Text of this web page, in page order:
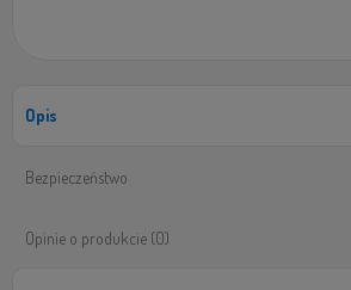
Opis
Bezpieczeństwo
Opinie o produkcie (0)